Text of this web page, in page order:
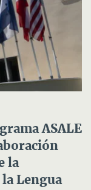
ASALE
la
Lengua